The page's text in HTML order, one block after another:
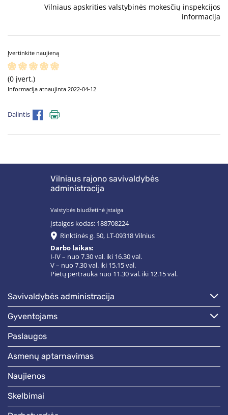
Vilniaus apskrities valstybinės mokesčių inspekcijos
informacija
Įvertinkite naujieną
(0 įvert.)
Informacija atnaujinta 2022-04-12
Dalintis
Vilniaus rajono savivaldybės
administracija
Valstybės biudžetinė įstaiga
Įstaigos kodas: 188708224
Rinktinės g. 50, LT-09318 Vilnius
Darbo laikas:
I-IV – nuo 7.30 val. iki 16.30 val.
V – nuo 7.30 val. iki 15.15 val.
Pietų pertrauka nuo 11.30 val. iki 12.15 val.
savivaldybės administracija
gyventojams
paslaugos
asmenų aptarnavimas
naujienos
skelbimai